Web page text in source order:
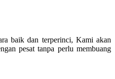
baik dan terperinci, Kami akan
pesat tanpa perlu membuang